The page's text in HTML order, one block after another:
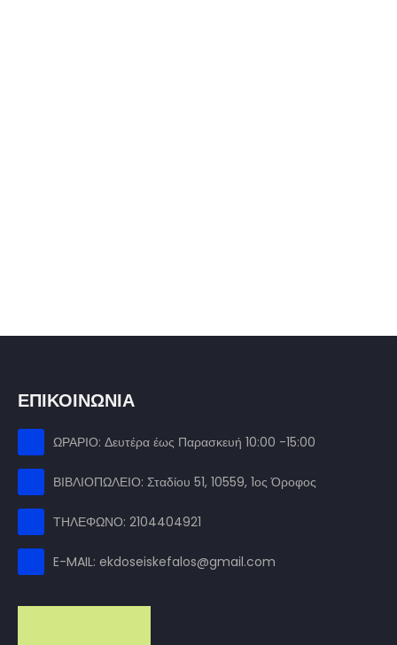
ΕΠΙΚΟΙΝΩΝΙΑ
ΩΡΑΡΙΟ: Δευτέρα έως Παρασκευή 10:00 -15:00
ΒΙΒΛΙΟΠΩΛΕΙΟ: Σταδίου 51, 10559, 1ος Όροφος
ΤΗΛΕΦΩΝΟ: 2104404921
E-MAIL: ekdoseiskefalos@gmail.com